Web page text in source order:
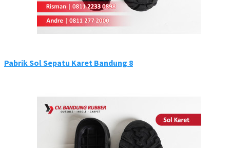
Pabrik Sol Sepatu Karet Bandung 8